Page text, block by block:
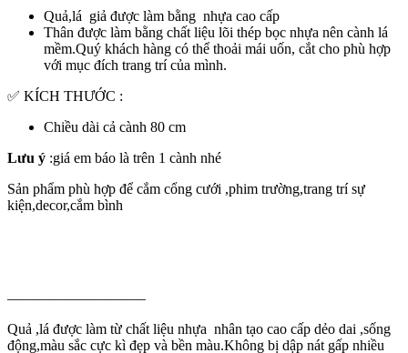
Quả,lá giả được làm bằng nhựa cao cấp
Thân được làm bằng chất liệu lõi thép bọc nhựa nên cành lá
mềm.Quý khách hàng có thể thoải mái uốn, cắt cho phù hợp
với mục đích trang trí của mình.
✅ KÍCH THƯỚC :
Chiều dài cả cành 80 cm
Lưu ý :giá em báo là trên 1 cành nhé
Sản phẩm phù hợp để cắm cổng cưới ,phim trường,trang trí sự
kiện,decor,cắm bình
—————————–
Quả ,lá được làm từ chất liệu nhựa nhân tạo cao cấp dẻo dai ,sống
động,màu sắc cực kì đẹp và bền màu.Không bị dập nát gấp nhiều